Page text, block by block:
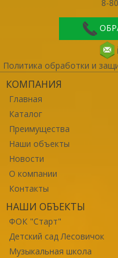
8-
Политика обработки и
КОМПАНИЯ
Главная
Каталог
Преимущества
Наши объекты
Новости
О компании
Контакты
НАШИ ОБЪЕКТЫ
ФОК "Старт"
Детский сад Лесовичок
Музыкальная школа